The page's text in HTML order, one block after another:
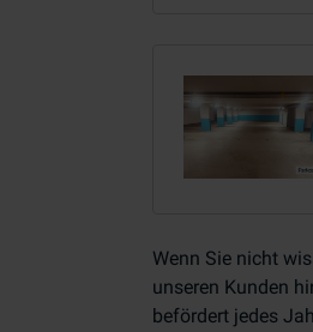
Wenn Sie nicht
unseren Kunden
befördert jedes